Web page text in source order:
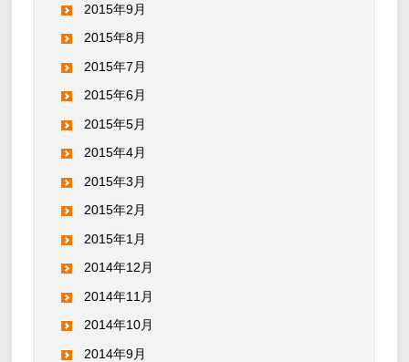
2015年9月
2015年8月
2015年7月
2015年6月
2015年5月
2015年4月
2015年3月
2015年2月
2015年1月
2014年12月
2014年11月
2014年10月
2014年9月